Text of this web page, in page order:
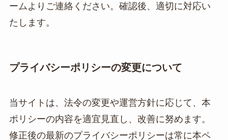
ームよりご連絡ください。確認後、適切に対応い
たします。
プライバシーポリシーの変更について
当サイトは、法令の変更や運営方針に応じて、本
ポリシーの内容を適宜見直し、改善に努めます。
修正後の最新のプライバシーポリシーは常に本ペ